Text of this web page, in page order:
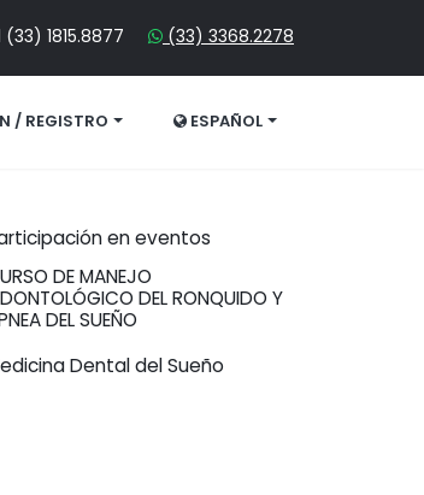
(33) 1815.8877 (33) 3368.2278
/ REGISTRO ESPAÑOL
en eventos
DE MANEJO
DEL RONQUIDO Y
DEL SUEÑO
Dental del Sueño